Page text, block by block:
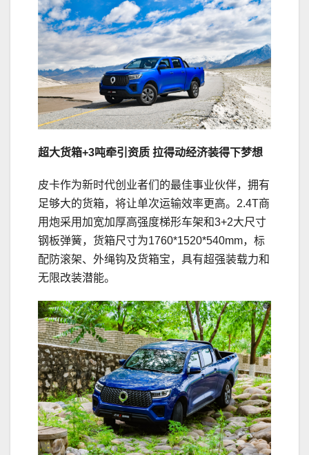
超大货箱+3吨牵引资质 拉得动经济装得下梦想
皮卡作为新时代创业者们的最佳事业伙伴，拥有
足够大的货箱，将让单次运输效率更高。2.4T商
用炮采用加宽加厚高强度梯形车架和3+2大尺寸
钢板弹簧，货箱尺寸为1760*1520*540mm，标
配防滚架、外绳钩及货箱宝，具有超强装载力和
无限改装潜能。